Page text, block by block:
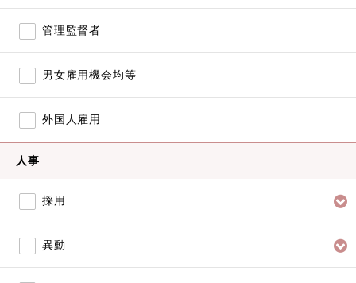
管理監督者
男女雇用機会均等
外国人雇用
人事
採用
異動